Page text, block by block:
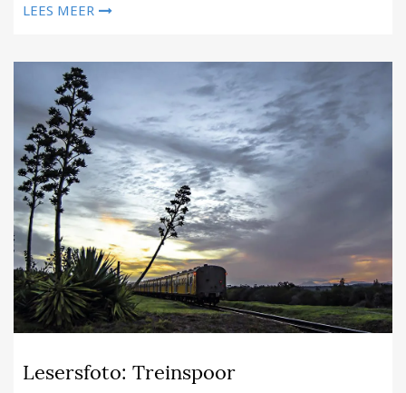
LEES MEER
Lesersfoto: Treinspoor